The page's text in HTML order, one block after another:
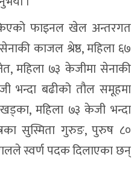
फाइनल खेल अन्तरगत
काजल श्रेष्ठ, महिला ६७
महिला ७३ केजीमा सेनाकी
भन्दा बढीको तौल समूहमा
खड्का, महिला ७३ केजी भन्दा
सुस्मिता गुरुङ, पुरुष ८०
स्वर्ण पदक दिलाएका छन्